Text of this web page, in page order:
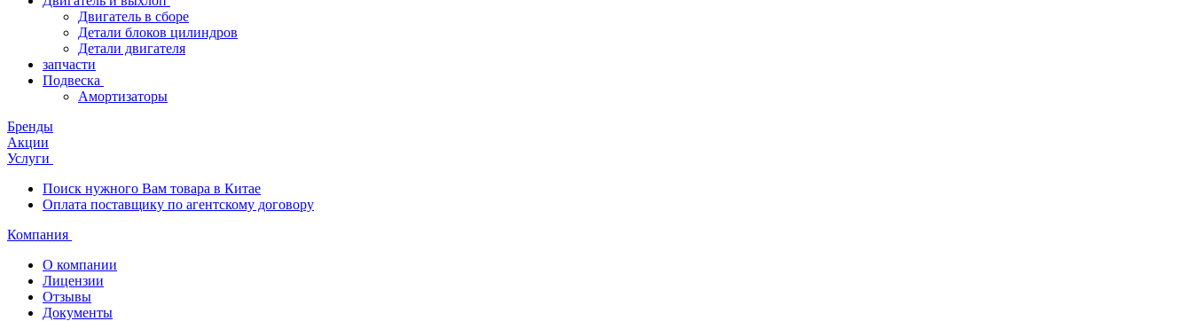
Двигатель в сборе
Детали блоков цилиндров
Детали двигателя
запчасти
Подвеска
Амортизаторы
Бренды
Акции
Услуги
Поиск нужного Вам товара в Китае
Оплата поставщику по агентскому договору
Компания
О компании
Лицензии
Отзывы
Документы